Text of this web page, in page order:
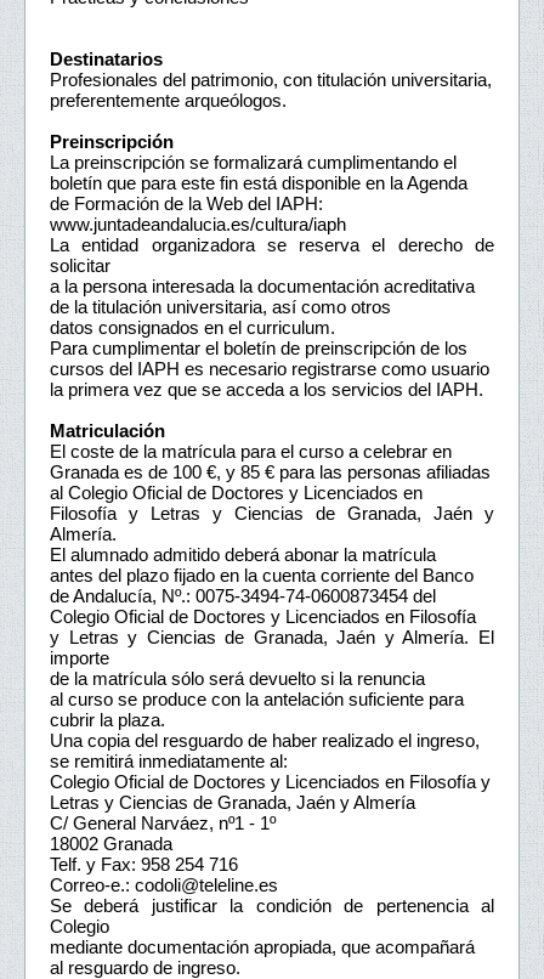
Destinatarios
Profesionales del patrimonio, con titulación universitaria,
preferentemente arqueólogos.
Preinscripción
La preinscripción se formalizará cumplimentando el
boletín que para este fin está disponible en la Agenda
de Formación de la Web del IAPH:
www.juntadeandalucia.es/cultura/iaph
La entidad organizadora se reserva el derecho de
solicitar
a la persona interesada la documentación acreditativa
de la titulación universitaria, así como otros
datos consignados en el curriculum.
Para cumplimentar el boletín de preinscripción de los
cursos del IAPH es necesario registrarse como usuario
la primera vez que se acceda a los servicios del IAPH.
Matriculación
El coste de la matrícula para el curso a celebrar en
Granada es de 100 €, y 85 € para las personas afiliadas
al Colegio Oficial de Doctores y Licenciados en
Filosofía y Letras y Ciencias de Granada, Jaén y
Almería.
El alumnado admitido deberá abonar la matrícula
antes del plazo fijado en la cuenta corriente del Banco
de Andalucía, Nº.: 0075-3494-74-0600873454 del
Colegio Oficial de Doctores y Licenciados en Filosofía
y Letras y Ciencias de Granada, Jaén y Almería. El
importe
de la matrícula sólo será devuelto si la renuncia
al curso se produce con la antelación suficiente para
cubrir la plaza.
Una copia del resguardo de haber realizado el ingreso,
se remitirá inmediatamente al:
Colegio Oficial de Doctores y Licenciados en Filosofía y
Letras y Ciencias de Granada, Jaén y Almería
C/ General Narváez, nº1 - 1º
18002 Granada
Telf. y Fax: 958 254 716
Correo-e.: codoli@teleline.es
Se deberá justificar la condición de pertenencia al
Colegio
mediante documentación apropiada, que acompañará
al resguardo de ingreso.